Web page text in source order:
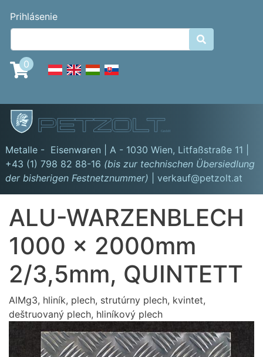
obsah
Benutzermenü
Prihlásenie

0
GmbH
Metalle - Eisenwaren | A - 1030 Wien, Litfaßstraße 11
+43 (1) 798 82 88-16 (bis zur technischen Übersiedlung
der bisherigen Festnetznummer)
| verkauf@petzolt.at
ALU-WARZENBLECH
1000 x 2000mm
2/3,5mm, QUINTETT
AlMg3, hliník, plech, strutúrny plech, kvintet,
deštruovaný plech, hliníkový plech